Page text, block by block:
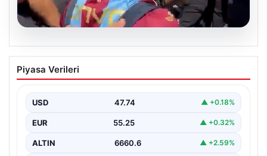
Mohamed Salah’tan Tarihi İlk Üçlü
Başarı
önemli bir dönüm noktasına imza attı. Takımının
hücum…
Piyasa Verileri
USD 47.74 ▲ +0.18%
EUR 55.25 ▲ +0.32%
ALTIN 6660.6 ▲ +2.59%